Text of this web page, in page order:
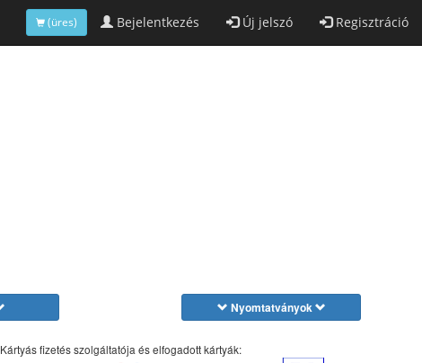
Bejelentkezés Új jelszó Regisztráció
(üres)
Nyomtatványok
Kártyás fizetés szolgáltatója és elfogadott kártyák: